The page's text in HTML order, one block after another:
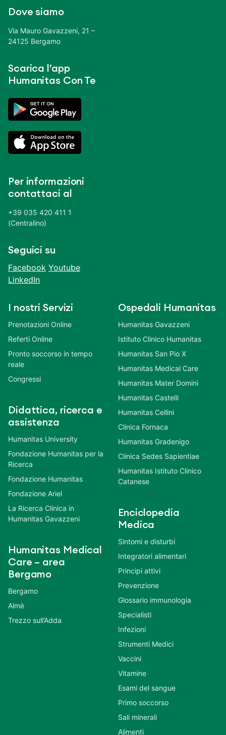
Dove siamo
Via Mauro Gavazzeni, 21 –
24125 Bergamo
Scarica l’app
Humanitas Con Te
Per informazioni
contattaci al
+39 035 420 411 1
(Centralino)
Seguici su
Facebook Youtube
LinkedIn
I nostri Servizi
Prenotazioni Online
Referti Online
Pronto soccorso in tempo
reale
Congressi
Didattica, ricerca e
assistenza
Humanitas University
Fondazione Humanitas per la
Ricerca
Fondazione Humanitas
Fondazione Ariel
La Ricerca Clinica in
Humanitas Gavazzeni
Humanitas Medical
Care – area
Bergamo
Bergamo
Almè
Trezzo sull’Adda
Ospedali Humanitas
Humanitas Gavazzeni
Istituto Clinico Humanitas
Humanitas San Pio X
Humanitas Medical Care
Humanitas Mater Domini
Humanitas Castelli
Humanitas Cellini
Clinica Fornaca
Humanitas Gradenigo
Clinica Sedes Sapientiae
Humanitas Istituto Clinico
Catanese
Enciclopedia
Medica
Sintomi e disturbi
Integratori alimentari
Principi attivi
Prevenzione
Glossario immunologia
Specialisti
Infezioni
Strumenti Medici
Vaccini
Vitamine
Esami del sangue
Primo soccorso
Sali minerali
Alimenti